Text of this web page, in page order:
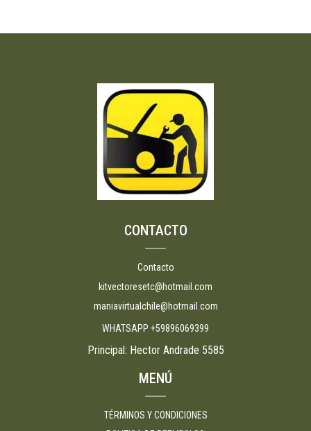
CONTACTO
Contacto
kitvectoresetc@hotmail.com
maniavirtualchile@hotmail.com
WHATSAPP +59896069399
Principal: Hector Andrade 5585
MENÚ
TÉRMINOS Y CONDICIONES